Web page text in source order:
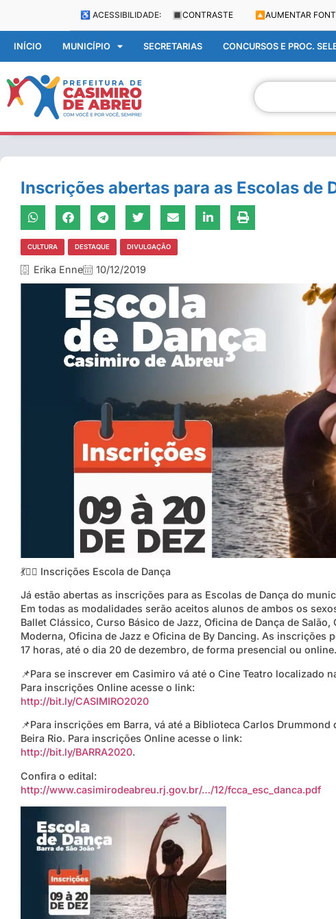
♿ ACESSIBILIDADE: 🔳 CONTRASTE 🔼 AUMENTAR
INÍCIO MUNICÍPIO SECRETARIAS CONCURSOS E PROC.
Inscrições abertas para as Escolas de
CULTURA DESTAQUE DIVULGAÇÃO
Erika Enne 10/12/2019
💃👯‍♀️ Inscrições Escola de Dança
Já estão abertas as inscrições para as Escolas de Dança do
Em todas as modalidades serão aceitos alunos de ambos os
Ballet Clássico, Curso Básico de Jazz, Oficina de Dança de
Moderna, Oficina de Jazz e Oficina de By Dancing. As inscrições
17 horas, até o dia 20 de dezembro, de forma presencial ou online.
📌Para se inscrever em Casimiro vá até o Cine Teatro localizado
Para inscrições Online acesse o link:
http://bit.ly/CASIMIRO2020
📌Para inscrições em Barra, vá até a Biblioteca Carlos Drummond
Beira Rio. Para inscrições Online acesse o link:
http://bit.ly/BARRA2020.
Confira o edital:
http://www.casimirodeabreu.rj.gov.br/…/12/fcca_esc_danca.pdf